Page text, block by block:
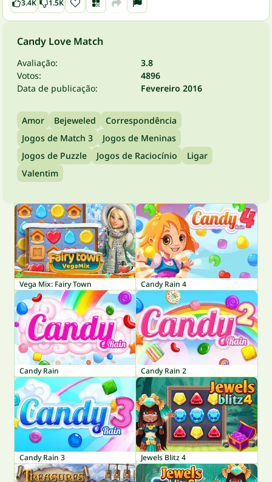
3.4K 1.5K
Candy Love Match
Avaliação:
3.8
Votos:
4896
Data de publicação:
Fevereiro 2016
Amor Bejeweled
Correspondência
Jogos de Match 3
Jogos de Meninas
Jogos de Puzzle
Jogos de Raciocínio
Ligar
Valentim
Vega Mix: Fairy Town Candy Rain 4
Candy Rain Candy Rain 2
Candy Rain 3 Jewels Blitz 4